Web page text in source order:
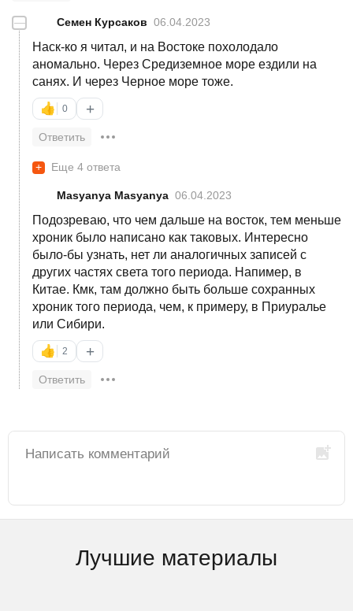
— Семен Курсаков 06.04.2023
Наск-ко я читал, и на Востоке похолодало
аномально. Через Средиземное море ездили на
санях. И через Черное море тоже.
👍 0 +
Ответить
+ Еще 4 ответа
Masyanya Masyanya 06.04.2023
Подозреваю, что чем дальше на восток, тем меньше
хроник было написано как таковых. Интересно
было-бы узнать, нет ли аналогичных записей с
других частях света того периода. Напимер, в
Китае. Кмк, там должно быть больше сохранных
хроник того периода, чем, к примеру, в Приуралье
или Сибири.
👍 2 +
Ответить
Лучшие материалы